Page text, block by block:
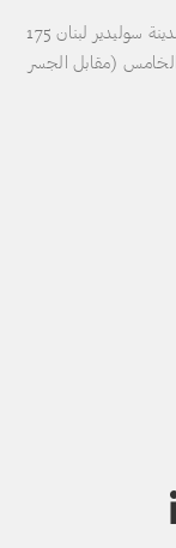
المقر الرئيسي لشركة سيلكور القابضة في بيروت وسط مدينة سوليدير لبنان 175
(مقابل الجسر